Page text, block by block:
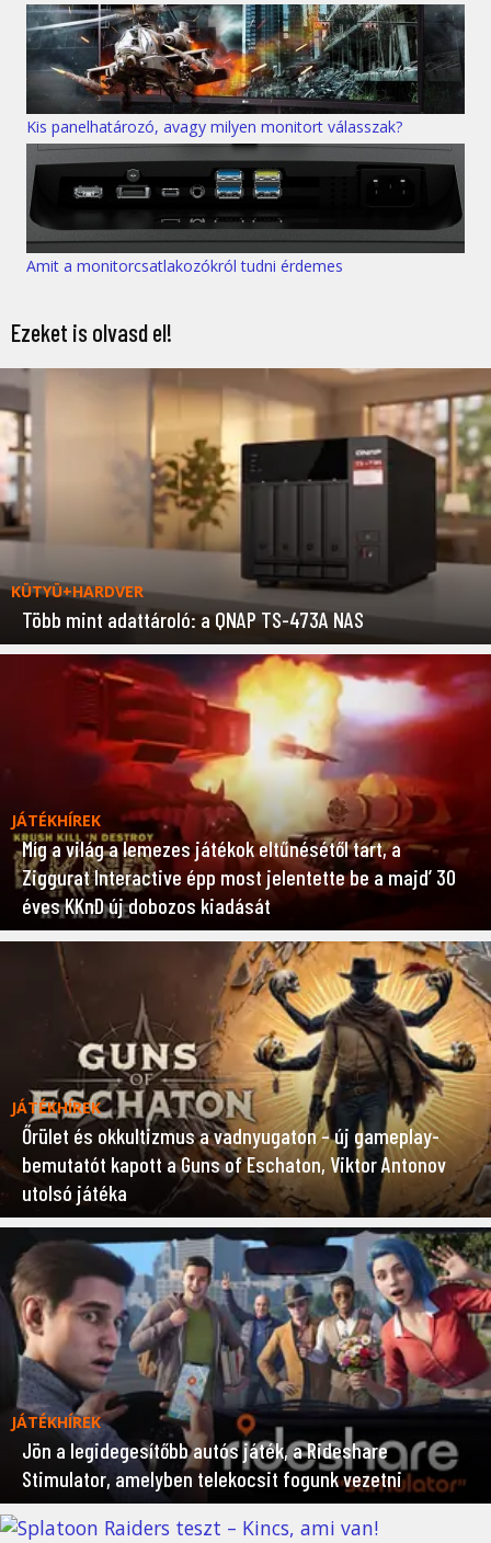
Kis panelhatározó, avagy milyen monitort válasszak?
Amit a monitorcsatlakozókról tudni érdemes
Ezeket is olvasd el!
KÜTYÜ+HARDVER
Több mint adattároló: a QNAP TS-473A NAS
JÁTÉKHÍREK
Míg a világ a lemezes játékok eltűnésétől tart, a
Ziggurat Interactive épp most jelentette be a majd’ 30
éves KKnD új dobozos kiadását
JÁTÉKHÍREK
Őrület és okkultizmus a vadnyugaton – új gameplay-
bemutatót kapott a Guns of Eschaton, Viktor Antonov
utolsó játéka
JÁTÉKHÍREK
Jön a legidegesítőbb autós játék, a Rideshare
Stimulator, amelyben telekocsit fogunk vezetni